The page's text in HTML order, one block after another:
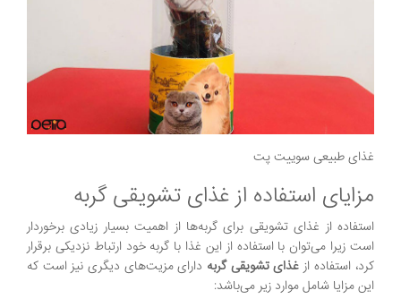
غذای طبیعی سوییت پت
مزایای استفاده از غذای تشویقی گربه
استفاده از غذای تشویقی برای گربه‌ها از اهمیت بسیار زیادی برخوردار
است زیرا می‌توان با استفاده از این غذا با گربه خود ارتباط نزدیکی برقرار
کرد، استفاده ازغذای تشویقی گربه دارای مزیت‌های دیگری نیز است که
این مزایا شامل موارد زیر می‌باشد: